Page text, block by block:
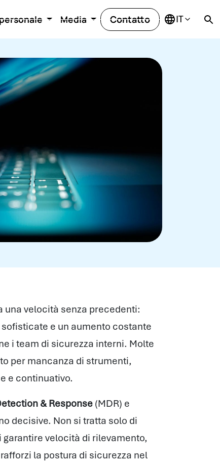
Media Contatto
una velocità senza precedenti:
e un aumento costante
i team di sicurezza interni. Molte
per mancanza di strumenti,
e continuativo.
& Response (MDR) e
decisive. Non si tratta solo di
velocità di rilevamento,
la postura di sicurezza nel